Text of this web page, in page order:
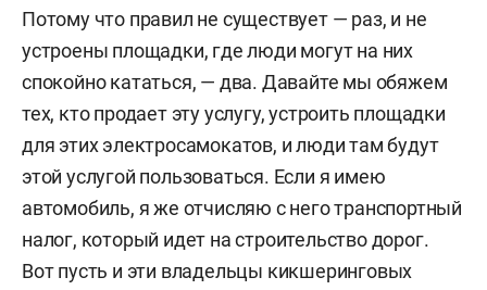
Потому что правил не существует — раз, и не
устроены площадки, где люди могут на них
спокойно кататься, — два. Давайте мы обяжем
тех, кто продает эту услугу, устроить площадки
для этих электросамокатов, и люди там будут
этой услугой пользоваться. Если я имею
автомобиль, я же отчисляю с него транспортный
налог, который идет на строительство дорог.
Вот пусть и эти владельцы кикшеринговых